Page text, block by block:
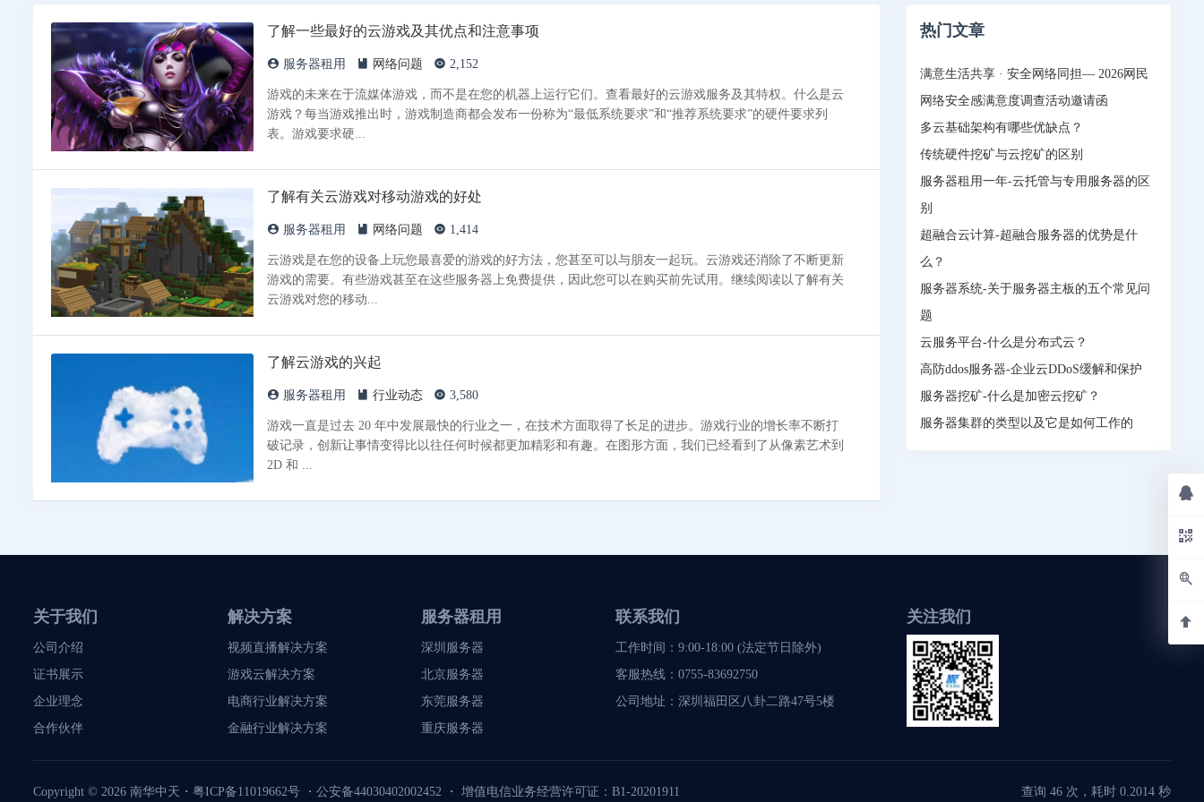
了解一些最好的云游戏及其优点和注意事项
服务器租用 网络问题 2,152
游戏的未来在于流媒体游戏，而不是在您的机器上运行它们。查看最好的云游戏服务及其特权。什么是云
游戏？每当游戏推出时，游戏制造商都会发布一份称为“最低系统要求”和“推荐系统要求”的硬件要求列
表。游戏要求硬...
了解有关云游戏对移动游戏的好处
服务器租用 网络问题 1,414
云游戏是在您的设备上玩您最喜爱的游戏的好方法，您甚至可以与朋友一起玩。云游戏还消除了不断更新
游戏的需要。有些游戏甚至在这些服务器上免费提供，因此您可以在购买前先试用。继续阅读以了解有关
云游戏对您的移动...
了解云游戏的兴起
服务器租用 行业动态 3,580
游戏一直是过去 20 年中发展最快的行业之一，在技术方面取得了长足的进步。游戏行业的增长率不断打
破记录，创新让事情变得比以往任何时候都更加精彩和有趣。在图形方面，我们已经看到了从像素艺术到
2D 和 ...
热门文章
满意生活共享 · 安全网络同担— 2026网民
网络安全感满意度调查活动邀请函
多云基础架构有哪些优缺点？
传统硬件挖矿与云挖矿的区别
服务器租用一年-云托管与专用服务器的区
别
超融合云计算-超融合服务器的优势是什
么？
服务器系统-关于服务器主板的五个常见问
题
云服务平台-什么是分布式云？
高防ddos服务器-企业云DDoS缓解和保护
服务器挖矿-什么是加密云挖矿？
服务器集群的类型以及它是如何工作的
关于我们
公司介绍
证书展示
企业理念
合作伙伴
解决方案
视频直播解决方案
游戏云解决方案
电商行业解决方案
金融行业解决方案
服务器租用
深圳服务器
北京服务器
东莞服务器
重庆服务器
联系我们
工作时间：9:00-18:00 (法定节日除外)
客服热线： 0755-83692750
公司地址： 深圳福田区八卦二路47号5楼
关注我们
Copyright © 2026 南华中天 ・ 粤ICP备11019662号 ・ 公安备44030402002452 ・ 增值电信业务经营许可证：B1-20201911 查询 46 次，耗时 0.2014 秒